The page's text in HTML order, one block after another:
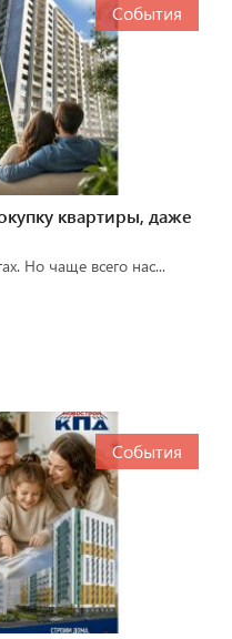
События
квартиры, даже
Но чаще всего нас...
События